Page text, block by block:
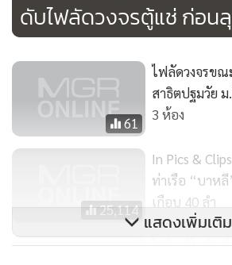
ดับไฟลัดวงจรตู้แช่ ก่อน
61
ไฟลัดวงจรขณ
สาธิตปฐมวัย
3 ห้อง
25,114
In Pics &
ท่าเรือ “บาหลี
เกือบ 40 ลำ
ไฟไหม้โกดังเ
แสดงเพิ่มเติม